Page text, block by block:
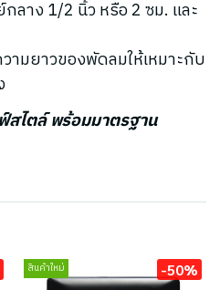
ลาง 1/2 นิ้ว หรือ 2 ซม. และ
ามยาวของพัดลมให้เหมาะกับ
สไตล์ พร้อมมาตรฐาน
สินค้าใหม่ -50%